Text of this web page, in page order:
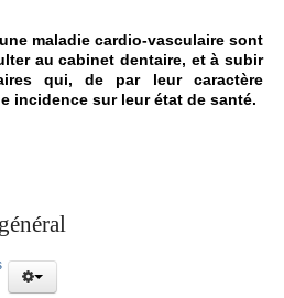
maladie cardio-vasculaire sont
au cabinet dentaire, et à subir
qui, de par leur caractère
incidence sur leur état de santé.